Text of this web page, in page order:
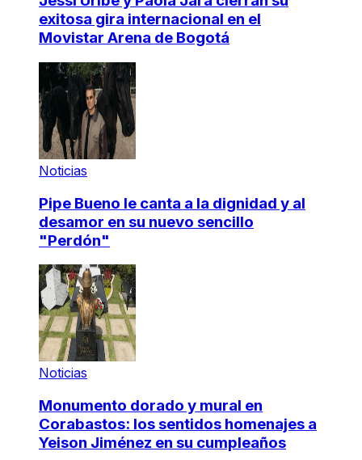
exitosa gira internacional en el
Movistar Arena de Bogotá
Noticias
Pipe Bueno le canta a la dignidad y al
desamor en su nuevo sencillo
"Perdón"
Noticias
Monumento dorado y mural en
Corabastos: los sentidos homenajes a
Yeison Jiménez en su cumpleaños